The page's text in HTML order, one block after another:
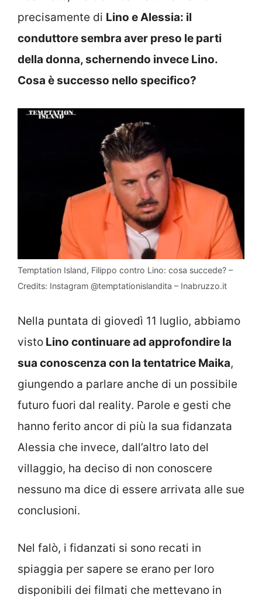
precisamente di Lino e Alessia: il
conduttore sembra aver preso le parti
della donna, schernendo invece Lino.
Cosa è successo nello specifico?
Temptation Island, Filippo contro Lino: cosa succede? –
Credits: Instagram @temptationislandita – Inabruzzo.it
Nella puntata di giovedì 11 luglio, abbiamo
visto Lino continuare ad approfondire la
sua conoscenza con la tentatrice Maika,
giungendo a parlare anche di un possibile
futuro fuori dal reality. Parole e gesti che
hanno ferito ancor di più la sua fidanzata
Alessia che invece, dall’altro lato del
villaggio, ha deciso di non conoscere
nessuno ma dice di essere arrivata alle sue
conclusioni.
Nel falò, i fidanzati si sono recati in
spiaggia per sapere se erano per loro
disponibili dei filmati che mettevano in